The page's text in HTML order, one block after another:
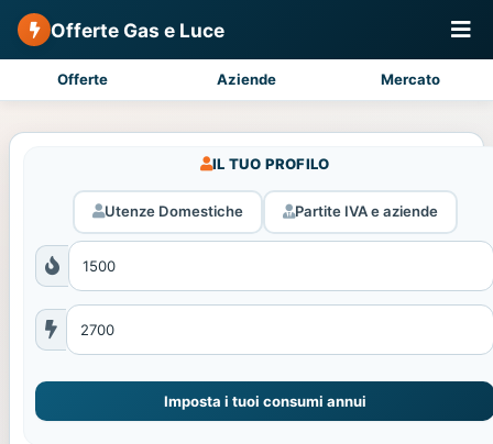
Offerte Gas e Luce
Offerte Aziende Mercato
IL TUO PROFILO
Utenze Domestiche Partite IVA e aziende
Imposta i tuoi consumi annui